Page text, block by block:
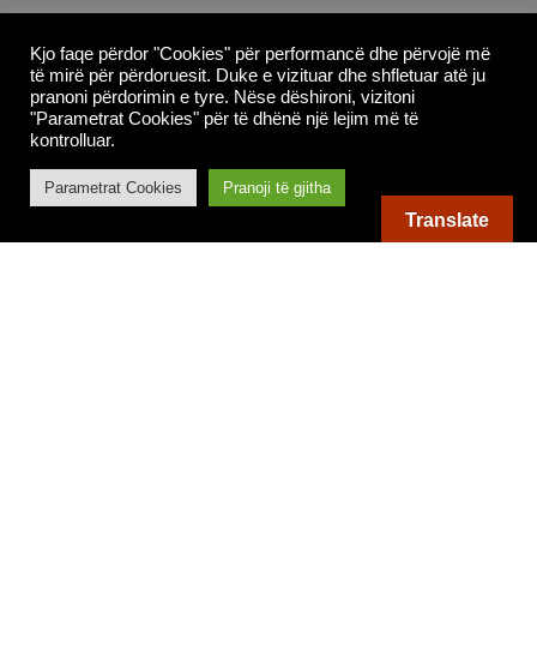
Kjo faqe përdor "Cookies" për performancë dhe përvojë më
të mirë për përdoruesit. Duke e vizituar dhe shfletuar atë ju
pranoni përdorimin e tyre. Nëse dëshironi, vizitoni
"Parametrat Cookies" për të dhënë një lejim më të
kontrolluar.
Parametrat Cookies Pranoji të gjitha
Translate